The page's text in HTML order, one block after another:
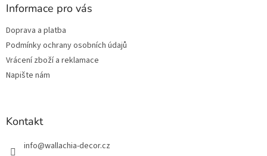
Informace pro vás
Doprava a platba
Podmínky ochrany osobních údajů
Vrácení zboží a reklamace
Napište nám
Kontakt
info@wallachia-decor.cz